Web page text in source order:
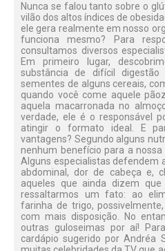
Nunca se falou tanto sobre o
vilão dos altos índices de
ele gera realmente em nosso
funciona mesmo? Para
consultamos diversos
Em primeiro lugar,
substância de difícil
sementes de alguns cereais,
quando você come aquele
aquela macarronada no
verdade, ele é o responsável
atingir o formato ideal. E
vantagens? Segundo alguns
nenhum benefício para a
Alguns especialistas defendem
abdominal, dor de cabeça e,
aqueles que ainda dizem
ressaltarmos um fato: ao
farinha de trigo,
com mais disposição. No
outras guloseimas por aí!
cardápio sugerido por Andréa